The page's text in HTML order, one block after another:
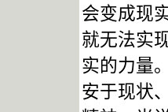
会变成现
就无法实
实的力量
安于现状